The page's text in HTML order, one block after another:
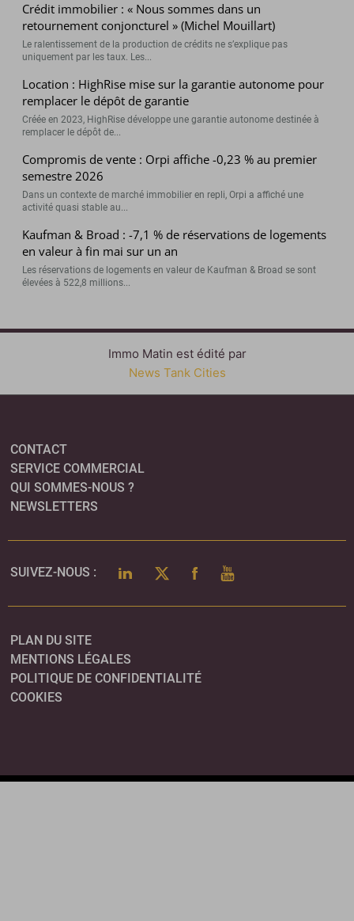
Crédit immobilier : « Nous sommes dans un
retournement conjoncturel » (Michel Mouillart)
Le ralentissement de la production de crédits ne s’explique pas
uniquement par les taux. Les...
Location : HighRise mise sur la garantie autonome pour
remplacer le dépôt de garantie
Créée en 2023, HighRise développe une garantie autonome destinée à
remplacer le dépôt de...
Compromis de vente : Orpi affiche -0,23 % au premier
semestre 2026
Dans un contexte de marché immobilier en repli, Orpi a affiché une
activité quasi stable au...
Kaufman & Broad : -7,1 % de réservations de logements
en valeur à fin mai sur un an
Les réservations de logements en valeur de Kaufman & Broad se sont
élevées à 522,8 millions...
Immo Matin est édité par
News Tank Cities
CONTACT
SERVICE COMMERCIAL
QUI SOMMES-NOUS ?
NEWSLETTERS
SUIVEZ-NOUS : LINKEDINTWITTERFACEBOOK
YOUTUBE
PLAN DU SITE
MENTIONS LÉGALES
POLITIQUE DE CONFIDENTIALITÉ
COOKIES